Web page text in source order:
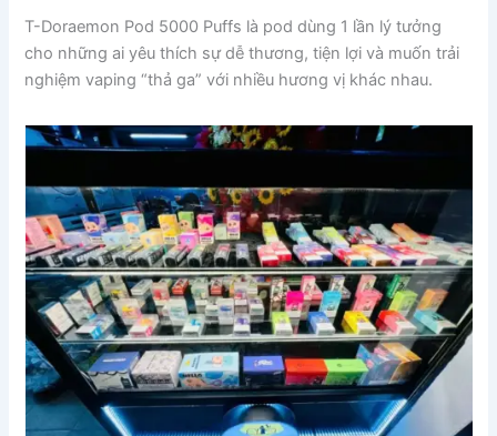
T-Doraemon Pod 5000 Puffs là pod dùng 1 lần lý tưởng
cho những ai yêu thích sự dễ thương, tiện lợi và muốn trải
nghiệm vaping “thả ga” với nhiều hương vị khác nhau.